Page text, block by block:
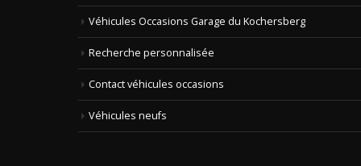
Véhicules Occasions Garage du Kochersberg
Recherche personnalisée
Contact véhicules occasions
Véhicules neufs